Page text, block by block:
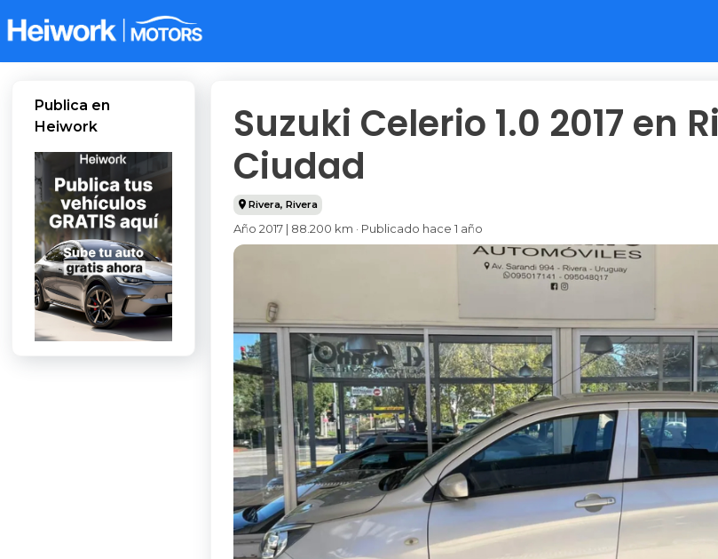
Publica en
Heiwork
Suzuki Celerio 1.0 2017 en
Ciudad
Rivera, Rivera
Año 2017 | 88.200 km · Publicado hace 1 año